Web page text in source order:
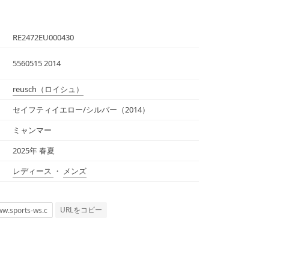
RE2472EU000430
5560515 2014
reusch （ロイシュ）
セイフティイエロー/シルバー（2014）
ミャンマー
2025年 春夏
レディース ・ メンズ
URLをコピー